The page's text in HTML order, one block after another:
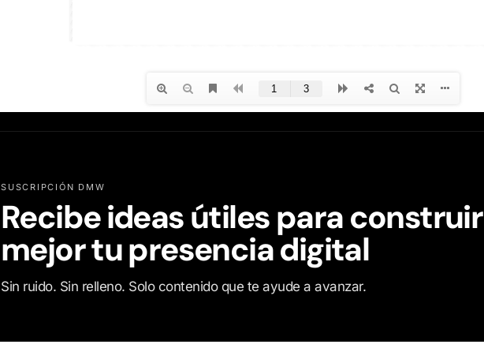
SUSCRIPCIÓN DMW
Recibe ideas útiles para construir
mejor tu presencia digital
Sin ruido. Sin relleno. Solo contenido que te ayude a avanzar.